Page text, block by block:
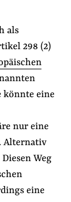
als
298 (2)
könnte eine
nur eine
Alternativ
Weg
eine